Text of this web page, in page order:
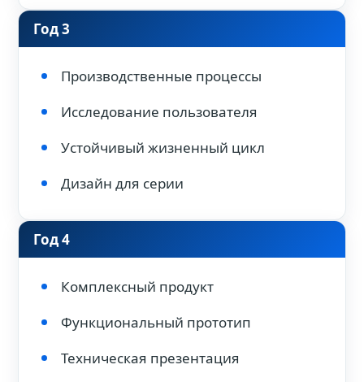
Год 3
Производственные процессы
Исследование пользователя
Устойчивый жизненный цикл
Дизайн для серии
Год 4
Комплексный продукт
Функциональный прототип
Техническая презентация